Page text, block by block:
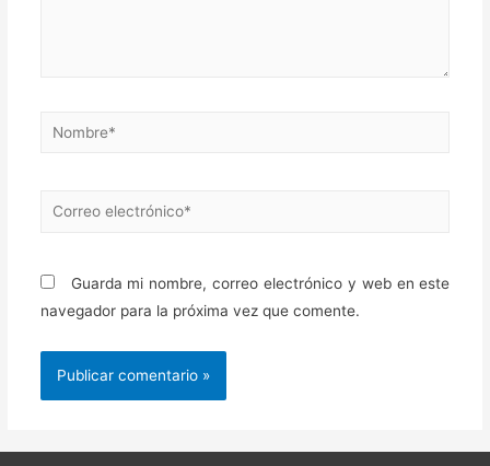
Nombre*
Correo
Guarda mi nombre, correo electrónico y web en este
navegador para la próxima vez que comente.